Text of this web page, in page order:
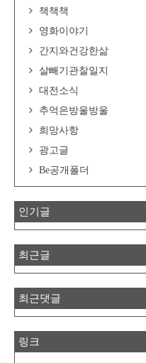
책책책
영화이야기
간지와건강한삶
살빼기관찰일지
대전소식
추억은방울방울
희망사항
광고글
Be공개폴더
인기글
최근글
최근댓글
링크